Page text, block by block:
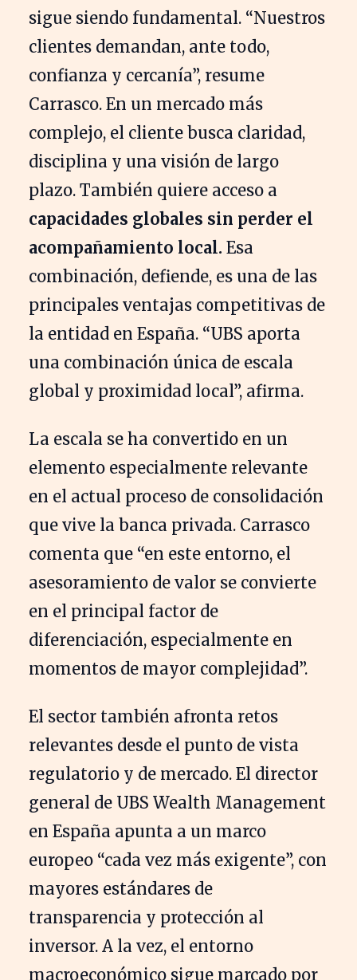
sigue siendo fundamental. “Nuestros
clientes demandan, ante todo,
confianza y cercanía”, resume
Carrasco. En un mercado más
complejo, el cliente busca claridad,
disciplina y una visión de largo
plazo. También quiere acceso a
capacidades globales sin perder el
acompañamiento local. Esa
combinación, defiende, es una de las
principales ventajas competitivas de
la entidad en España. “UBS aporta
una combinación única de escala
global y proximidad local”, afirma.
La escala se ha convertido en un
elemento especialmente relevante
en el actual proceso de consolidación
que vive la banca privada. Carrasco
comenta que “en este entorno, el
asesoramiento de valor se convierte
en el principal factor de
diferenciación, especialmente en
momentos de mayor complejidad”.
El sector también afronta retos
relevantes desde el punto de vista
regulatorio y de mercado. El director
general de UBS Wealth Management
en España apunta a un marco
europeo “cada vez más exigente”, con
mayores estándares de
transparencia y protección al
inversor. A la vez, el entorno
macroeconómico sigue marcado por